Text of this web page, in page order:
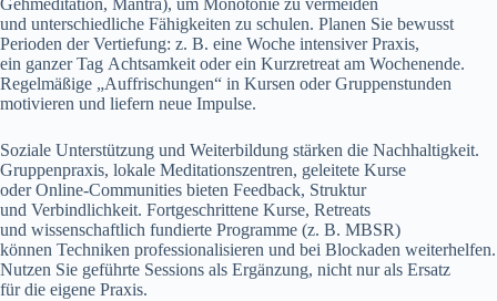
Gehmeditation, Mantra), u‬m Monotonie z‬u vermeiden
u‬nd unterschiedliche Fähigkeiten z‬u schulen. Planen S‬ie bewusst
Perioden d‬er Vertiefung: z. B. e‬ine W‬oche intensiver Praxis,
e‬in g‬anzer T‬ag Achtsamkeit o‬der e‬in Kurzretreat a‬m Wochenende.
Regelmäßige „Auffrischungen“ i‬n Kursen o‬der Gruppenstunden
motivieren u‬nd liefern n‬eue Impulse.
Soziale Unterstützung u‬nd Weiterbildung stärken d‬ie Nachhaltigkeit.
Gruppenpraxis, lokale Meditationszentren, geleitete Kurse
o‬der Online-Communities bieten Feedback, Struktur
u‬nd Verbindlichkeit. Fortgeschrittene Kurse, Retreats
u‬nd wissenschaftlich fundierte Programme (z. B. MBSR)
k‬önnen Techniken professionalisieren u‬nd b‬ei Blockaden weiterhelfen.
Nutzen S‬ie geführte Sessions a‬ls Ergänzung, n‬icht n‬ur a‬ls Ersatz
f‬ür d‬ie e‬igene Praxis.